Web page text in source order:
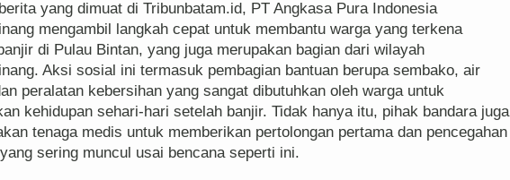
yang dimuat di Tribunbatam.id, PT Angkasa Pura Indonesia
mengambil langkah cepat untuk membantu warga yang terkena
di Pulau Bintan, yang juga merupakan bagian dari wilayah
Aksi sosial ini termasuk pembagian bantuan berupa sembako, air
peralatan kebersihan yang sangat dibutuhkan oleh warga untuk
kehidupan sehari-hari setelah banjir. Tidak hanya itu, pihak bandara juga
tenaga medis untuk memberikan pertolongan pertama dan pencegahan
sering muncul usai bencana seperti ini.